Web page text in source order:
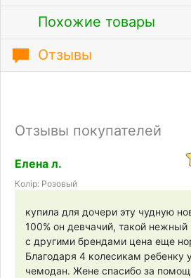
Похожие товары
Отзывы
Отзывы покупателей
Елена л.
Колір: Розовый
купила для дочери эту чудную
100% он девчачий, такой
с другими брендами цена еще
Благодаря 4 колесикам ребенку
чемодан. Жене спасибо за